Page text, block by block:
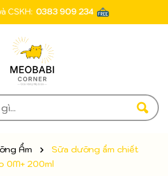
CSKH: 0383 909 234
Ẩm
Sữa dưỡng ẩm chiết
0M+ 200ml